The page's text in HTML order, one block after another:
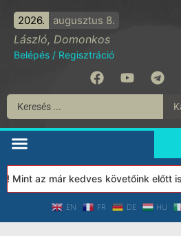
2026. augusztus 8.
László, Domonkos
Belépés / Regisztráció
Mint az már kedves követőink előtt
EN FR DE HU